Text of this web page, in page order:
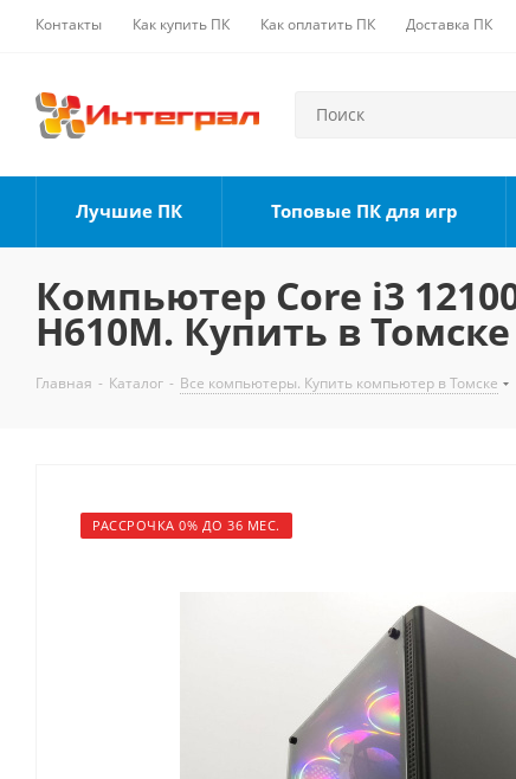
Контакты Как купить ПК Как оплатить ПК Доставка ПК
Лучшие ПК Топовые ПК для игр
Компьютер Core i3
H610M. Купить в Томске
Главная - Каталог - Все компьютеры. Купить компьютер в Томске
РАССРОЧКА 0% ДО 36 МЕС.